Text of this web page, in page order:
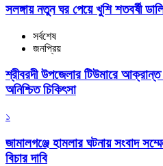
সলঙ্গায় নতুন ঘর পেয়ে খুশি শতবর্ষী
সর্বশেষ
জনপ্রিয়
শ্রীবরদী উপজেলার টিউমারে
অনিশ্চিত চিকিৎসা
১
জামালগঞ্জে হামলার ঘটনায় সংবাদ
বিচার দাবি